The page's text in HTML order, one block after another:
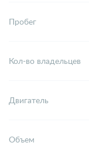
Пробег
Кол-во владельцев
Двигатель
Объем